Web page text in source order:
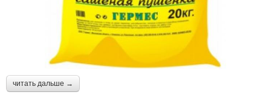
читать дальше →